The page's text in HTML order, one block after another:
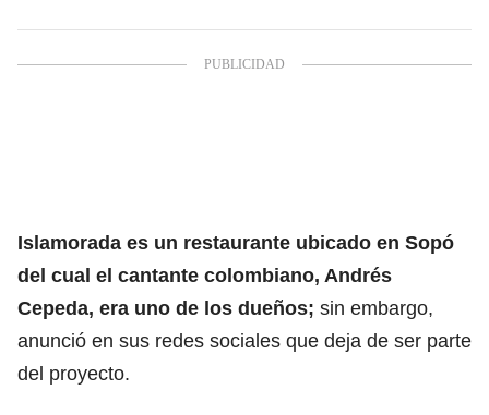
Islamorada es un restaurante ubicado en Sopó
del cual el cantante colombiano, Andrés
Cepeda, era uno de los dueños; sin embargo,
anunció en sus redes sociales que deja de ser parte
del proyecto.